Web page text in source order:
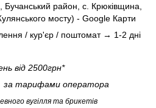
Бучанський район, с. Крюківщина,
мосту) - Google Карти
/ кур'єр / поштомат → 1-2 дні
від 2500грн*
за тарифами оператора
вугілля та брикетів